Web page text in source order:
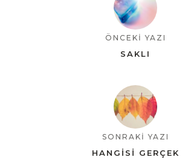
ÖNCEKİ YAZI
SAKLI
SONRAKİ YAZI
HANGISI GERÇEK